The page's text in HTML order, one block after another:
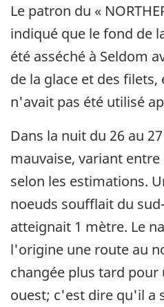
Le patron du «
indiqué que le fond de
été asséché à Seldom
de la glace et des
n'avait pas été utilisé
Dans la nuit du 26 au
mauvaise, variant
selon les estimations.
noeuds soufflait du
atteignait 1 mètre. Le
l'origine une route au
changée plus tard
ouest; c'est dire qu'il a